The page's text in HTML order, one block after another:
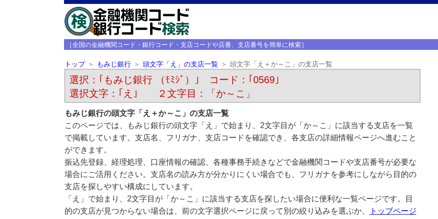
［全国の金融機関コード・銀行コード・支店コードや店番、支店番号を簡単に検索］
トップ もみじ銀行 頭文字「え」の支店一覧 頭文字「え＋か～こ」の支店一覧
選択：｢もみじ銀行 （ﾓﾐｼﾞ）｣ コード：｢0569｣
選択文字：｢え｣ ２文字目：「か～こ」
もみじ銀行の頭文字「え＋か～こ」の支店一覧
このページでは、もみじ銀行の頭文字「え」で始まり、2文字目が「か～こ」に該当する支店を一覧
で掲載しています。支店名、フリガナ、支店コードを確認でき、各支店の詳細情報ページへ進むこと
ができます。
振込先登録、経理処理、口座情報の確認、各種事務手続きなどで金融機関コードや支店番号が必要な
場合にご活用ください。支店名の読み方が分かりにくい場合でも、フリガナを参考にしながら目的の
支店を探しやすい構成にしています。
「え」で始まり、2文字目が「か～こ」に該当する支店を探したい場合に便利な一覧ページです。目
的の支店が見つからない場合は、前の文字選択ページに戻って別の絞り込みを選ぶか、
トップページ